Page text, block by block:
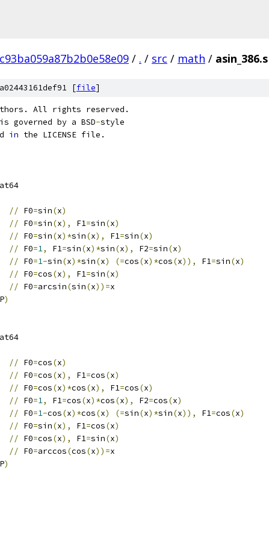
/ . / src / math / asin_386.s
[file]
All rights reserved.
governed by a BSD-style
in the LICENSE file.
// F0=sin(x)
// F0=sin(x), F1=sin(x)
// F0=sin(x)*sin(x), F1=sin(x)
// F0=1, F1=sin(x)*sin(x), F2=sin(x)
// F0=1-sin(x)*sin(x) (=cos(x)*cos(x)), F1=sin(x)
// F0=cos(x), F1=sin(x)
// F0=arcsin(sin(x))=x
)
// F0=cos(x)
// F0=cos(x), F1=cos(x)
// F0=cos(x)*cos(x), F1=cos(x)
// F0=1, F1=cos(x)*cos(x), F2=cos(x)
// F0=1-cos(x)*cos(x) (=sin(x)*sin(x)), F1=cos(x)
// F0=sin(x), F1=cos(x)
// F0=cos(x), F1=sin(x)
// F0=arccos(cos(x))=x
)